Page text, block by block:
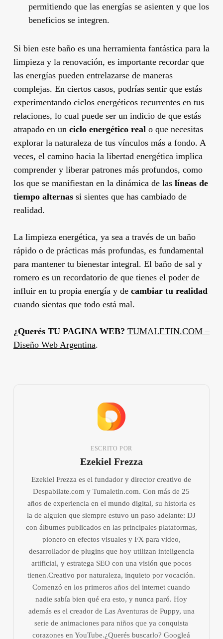
permitiendo que las energías se asienten y que los
beneficios se integren.
Si bien este baño es una herramienta fantástica para la
limpieza y la renovación, es importante recordar que
las energías pueden entrelazarse de maneras
complejas. En ciertos casos, podrías sentir que estás
experimentando ciclos energéticos recurrentes en tus
relaciones, lo cual puede ser un indicio de que estás
atrapado en un ciclo energético realo que necesitas
explorar la naturaleza de tus vínculos más a fondo. A
veces, el camino hacia la libertad energética implica
comprender y liberar patrones más profundos, como
los que se manifiestan en la dinámica de las líneas de
tiempo alternassi sientes que has cambiado de
realidad.
La limpieza energética, ya sea a través de un baño
rápido o de prácticas más profundas, es fundamental
para mantener tu bienestar integral. El baño de sal y
romero es un recordatorio de que tienes el poder de
influir en tu propia energía y de cambiar tu realidad
cuando sientas que todo está mal.
¿Querés TU PAGINA WEB? TUMALETIN.COM –
Diseño Web Argentina.
ESCRITO POR
Ezekiel Frezza
Ezekiel Frezza es el fundador y director creativo de
Despabilate.com y Tumaletin.com. Con más de 25
años de experiencia en el mundo digital, su historia es
la de alguien que siempre estuvo un paso adelante: DJ
con álbumes publicados en las principales plataformas,
pionero en efectos visuales y FX para video,
desarrollador de plugins que hoy utilizan inteligencia
artificial, y estratega SEO con una visión que pocos
tienen.Creativo por naturaleza, inquieto por vocación.
Comenzó en los primeros años del internet cuando
nadie sabía bien qué era esto, y nunca paró. Hoy
además es el creador de Las Aventuras de Puppy, una
serie de animaciones para niños que ya conquista
corazones en YouTube.¿Querés buscarlo? Googleá